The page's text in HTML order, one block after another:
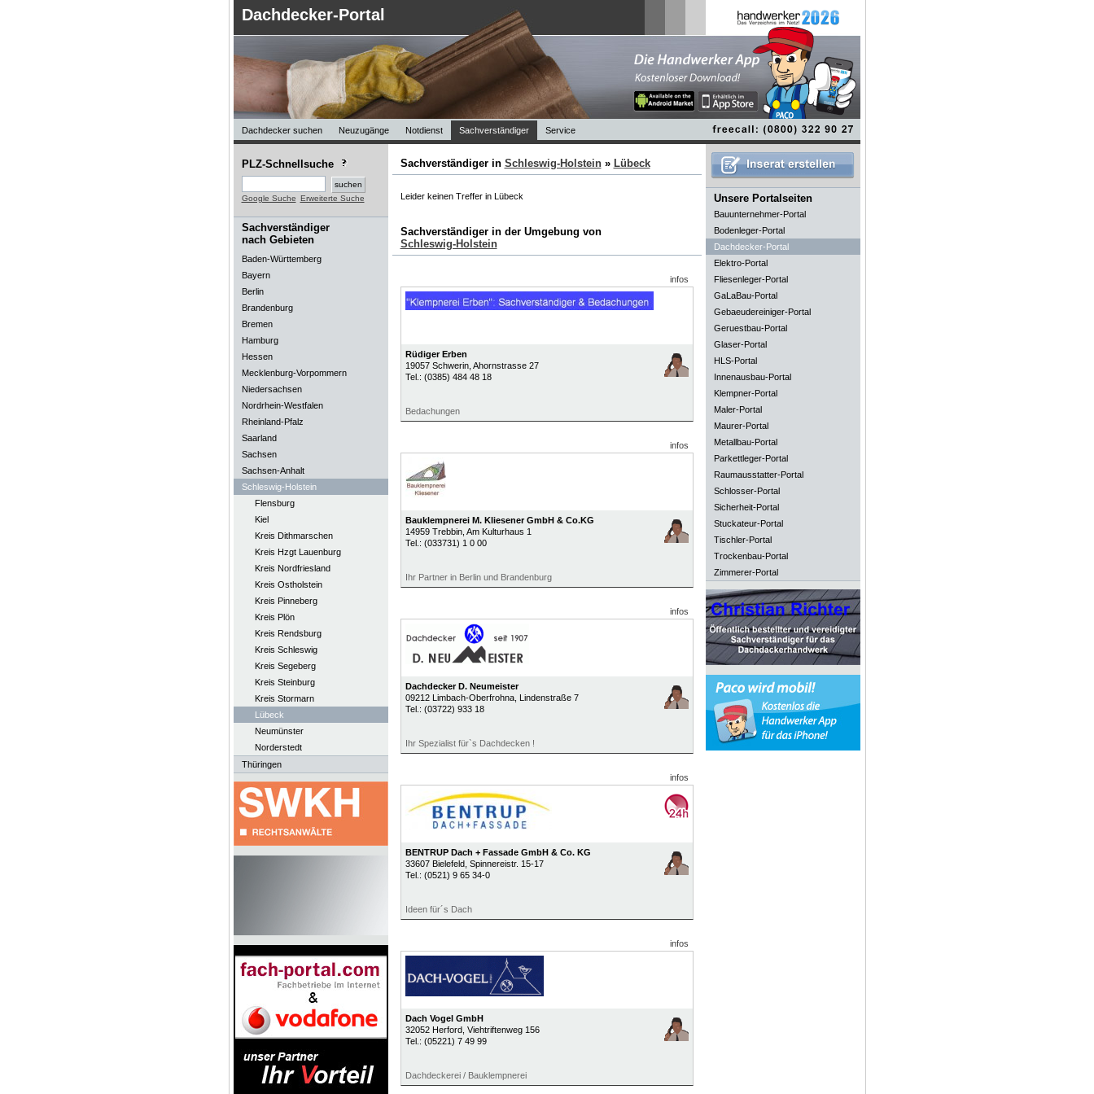
Dachdecker-Portal
Dachdecker suchen Neuzugänge Notdienst Sachverständiger Service
PLZ-Schnellsuche
Google Suche Erweiterte Suche
Sachverständiger
nach Gebieten
Baden-Württemberg
Bayern
Berlin
Brandenburg
Bremen
Hamburg
Hessen
Mecklenburg-Vorpommern
Niedersachsen
Nordrhein-Westfalen
Rheinland-Pfalz
Saarland
Sachsen
Sachsen-Anhalt
Schleswig-Holstein
Flensburg
Kiel
Kreis Dithmarschen
Kreis Hzgt Lauenburg
Kreis Nordfriesland
Kreis Ostholstein
Kreis Pinneberg
Kreis Plön
Kreis Rendsburg
Kreis Schleswig
Kreis Segeberg
Kreis Steinburg
Kreis Stormarn
Lübeck
Neumünster
Norderstedt
Thüringen
Sachverständiger in Schleswig-Holstein» Lübeck
Leider keinen Treffer in Lübeck
Sachverständiger in der Umgebung von
Schleswig-Holstein
infos
Rüdiger Erben
19057 Schwerin, Ahornstrasse 27
Tel.: (0385) 484 48 18
Bedachungen
infos
Bauklempnerei M. Kliesener GmbH & Co.KG
14959 Trebbin, Am Kulturhaus 1
Tel.: (033731) 1 0 00
Ihr Partner in Berlin und Brandenburg
infos
Dachdecker D. Neumeister
09212 Limbach-Oberfrohna, Lindenstraße 7
Tel.: (03722) 933 18
Ihr Spezialist für`s Dachdecken !
infos
BENTRUP Dach + Fassade GmbH & Co. KG
33607 Bielefeld, Spinnereistr. 15-17
Tel.: (0521) 9 65 34-0
Ideen für´s Dach
infos
Dach Vogel GmbH
32052 Herford, Viehtriftenweg 156
Tel.: (05221) 7 49 99
Dachdeckerei / Bauklempnerei
Unsere Portalseiten
Bauunternehmer-Portal
Bodenleger-Portal
Dachdecker-Portal
Elektro-Portal
Fliesenleger-Portal
GaLaBau-Portal
Gebaeudereiniger-Portal
Geruestbau-Portal
Glaser-Portal
HLS-Portal
Innenausbau-Portal
Klempner-Portal
Maler-Portal
Maurer-Portal
Metallbau-Portal
Parkettleger-Portal
Raumausstatter-Portal
Schlosser-Portal
Sicherheit-Portal
Stuckateur-Portal
Tischler-Portal
Trockenbau-Portal
Zimmerer-Portal